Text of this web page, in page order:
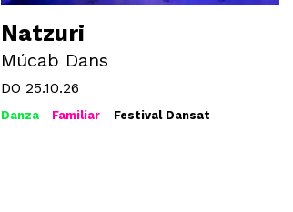
Natzuri
Múcab Dans
DO 25.10.26
Danza Familiar Festival Dansat